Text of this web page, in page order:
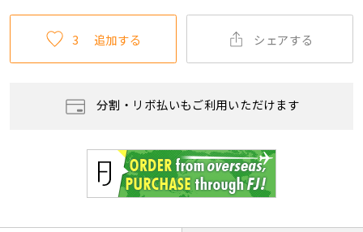
3 追加する シェアする
分割・リボ払いもご利用いただけます